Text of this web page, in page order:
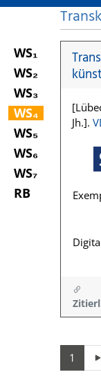
WS₁
WS₂
WS₃
WS₄
WS₅
WS₆
WS₇
RB
Jh.].
1